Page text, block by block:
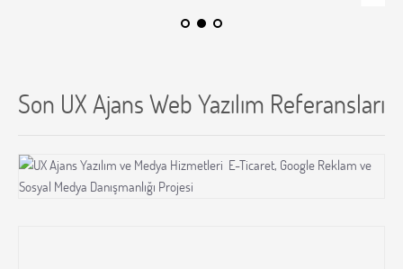
Son UX Ajans Web Yazılım Referansları